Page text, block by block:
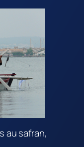
au safran,